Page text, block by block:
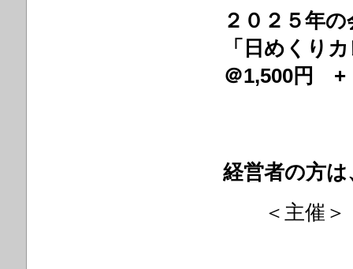
２０２５年
「日めくり
＠1,500円
経営者の方
＜主催＞